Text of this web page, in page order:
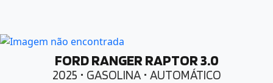
FORD RANGER RAPTOR 3.0
2025 • GASOLINA • AUTOMÁTICO